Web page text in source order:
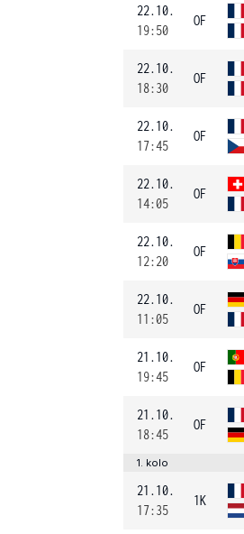
22.10.
19:50
OF
22.10.
18:30
OF
22.10.
17:45
OF
22.10.
14:05
OF
22.10.
12:20
OF
22.10.
11:05
OF
21.10.
19:45
OF
21.10.
18:45
OF
1. kolo
21.10.
17:35
1K